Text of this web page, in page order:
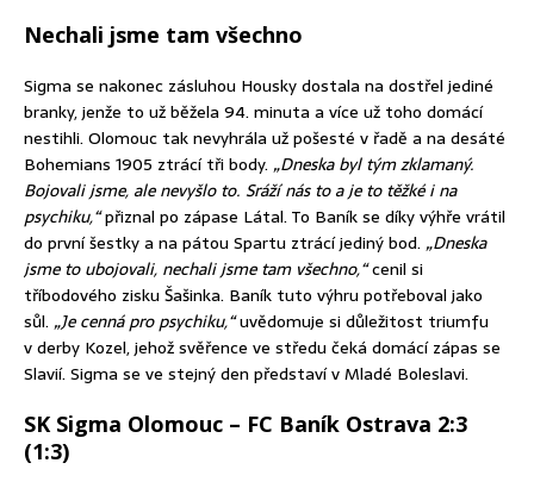
Nechali jsme tam všechno
Sigma se nakonec zásluhou Housky dostala na dostřel jediné
branky, jenže to už běžela 94. minuta a více už toho domácí
nestihli. Olomouc tak nevyhrála už pošesté v řadě a na desáté
Bohemians 1905 ztrácí tři body. „Dneska byl tým zklamaný.
Bojovali jsme, ale nevyšlo to. Sráží nás to a je to těžké i na
psychiku,“přiznal po zápase Látal. To Baník se díky výhře vrátil
do první šestky a na pátou Spartu ztrácí jediný bod. „Dneska
jsme to ubojovali, nechali jsme tam všechno,“cenil si
tříbodového zisku Šašinka. Baník tuto výhru potřeboval jako
sůl. „Je cenná pro psychiku,“uvědomuje si důležitost triumfu
v derby Kozel, jehož svěřence ve středu čeká domácí zápas se
Slavií. Sigma se ve stejný den představí v Mladé Boleslavi.
SK Sigma Olomouc – FC Baník Ostrava 2:3
(1:3)